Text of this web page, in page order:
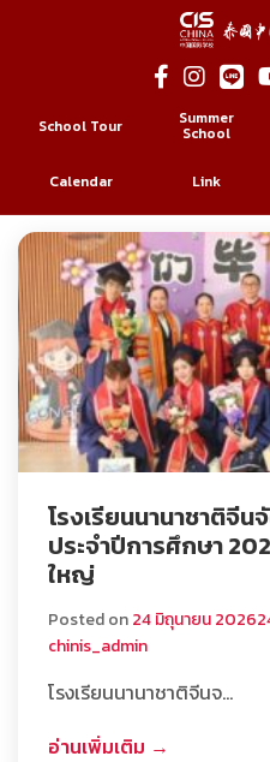
contentSchool Tour Summer
School
Calendar Link
ป้ายกำกับ:พิธี
โรงเรียนนานาชาติจี
ประจำปีการศึกษา
ใหญ่
Posted on24 มิถุนายน 2026
chinis_admin
โรงเรียนนานาชาติจีนจ…
อ่านเพิ่มเติม →